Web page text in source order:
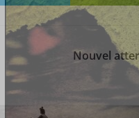
Nouvel